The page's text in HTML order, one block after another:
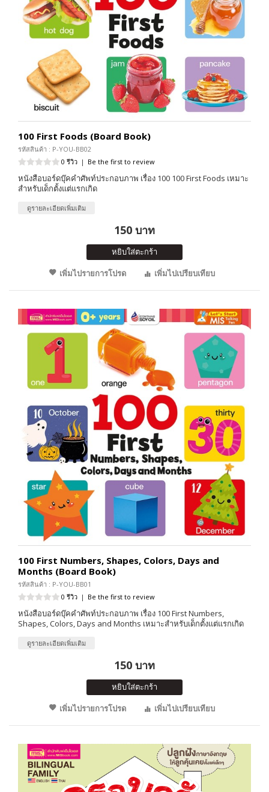
100 First Foods (Board Book)
รหัสสินค้า : P-YOU-BB02
0 รีวิว | Be the first to review
หนังสือบอร์ดบุ๊คคำศัพท์ประกอบภาพ เรื่อง 100 100 First Foods เหมาะ
สำหรับเด็กตั้งแต่แรกเกิด
ดูรายละเอียดเพิ่มเติม
150 บาท
หยิบใส่ตะกร้า
เพิ่มไปรายการโปรด
เพิ่มไปเปรียบเทียบ
100 First Numbers, Shapes, Colors, Days and
Months (Board Book)
รหัสสินค้า : P-YOU-BB01
0 รีวิว | Be the first to review
หนังสือบอร์ดบุ๊คคำศัพท์ประกอบภาพ เรื่อง 100 First Numbers,
Shapes, Colors, Days and Months เหมาะสำหรับเด็กตั้งแต่แรกเกิด
ดูรายละเอียดเพิ่มเติม
150 บาท
หยิบใส่ตะกร้า
เพิ่มไปรายการโปรด
เพิ่มไปเปรียบเทียบ